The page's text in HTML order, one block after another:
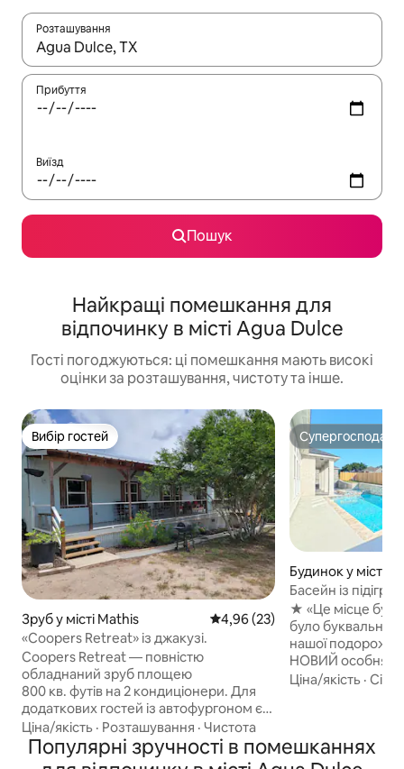
Розташування
Отримавши результати пошуку, використовуйте для
Прибуття
Виїзд
Пошук
Найкращі помешкання для
відпочинку в місті Agua Dulce
Гості погоджуються: ці помешкання мають високі
оцінки за розташування, чистоту та інше.
Вибір гостей
Вибір гостей
Зруб у місті Mathis Середня оцінка: 4,96 з 5,
4,96 (23)
«Coopers Retreat» із джакузі.
Coopers Retreat — повністю
обладнаний зруб площею
800 кв. футів на 2 кондиціонери. Для
додаткових гостей із автофургоном є
підключення до автофургону на 50 А з
водою/каналізацією. Поруч із озером
Корпус-Крісті та зручно поруч із I37,
Ціна/якість · Розташування · Чистота
Супергосподар
Супергосподар
Будинок у місті
Басейн із
ванна | 16 місць |
★ «Це місце
було буквально
нашої подорожі». 4100кв. футів/
НОВИЙ особняк
більярдним
кухнею на
барбекю + їдальня ☞
Ціна/якість ·Сім’я
Популярні зручності в помешканнях